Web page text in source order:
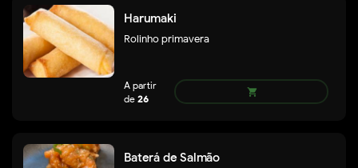
Harumaki
Rolinho primavera
Baterá de Salmão